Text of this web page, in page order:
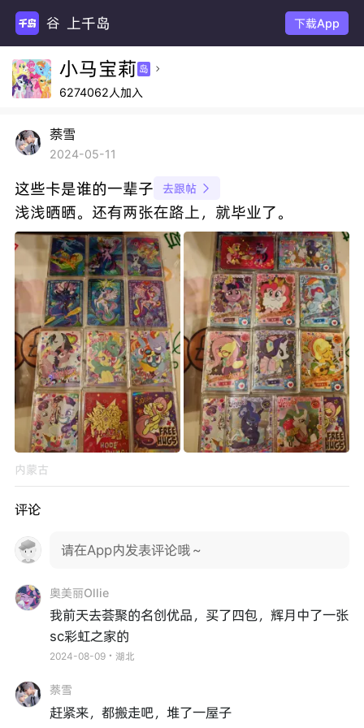
谷圈 上千岛 下载App
小马宝莉 岛 
6274062人加入
萘雪
2024-05-11
这些卡是谁的一辈子 去跟帖 
浅浅晒晒。还有两张在路上，就毕业了。
内蒙古
评论
请在App内发表评论哦～
奥美丽Ollie
我前天去荟聚的名创优品，买了四包，辉月中了一张
sc彩虹之家的
2024-08-09・湖北
萘雪
赶紧来，都搬走吧，堆了一屋子